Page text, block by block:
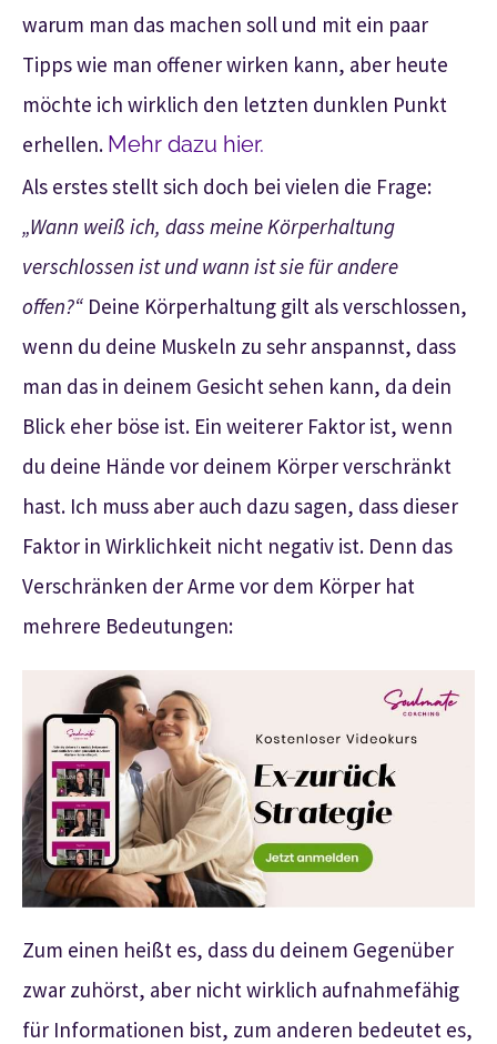
warum man das machen soll und mit ein paar
Tipps wie man offener wirken kann, aber heute
möchte ich wirklich den letzten dunklen Punkt
erhellen. Mehr dazu hier.
Als erstes stellt sich doch bei vielen die Frage:
„Wann weiß ich, dass meine Körperhaltung
verschlossen ist und wann ist sie für andere
offen?“ Deine Körperhaltung gilt als verschlossen,
wenn du deine Muskeln zu sehr anspannst, dass
man das in deinem Gesicht sehen kann, da dein
Blick eher böse ist. Ein weiterer Faktor ist, wenn
du deine Hände vor deinem Körper verschränkt
hast. Ich muss aber auch dazu sagen, dass dieser
Faktor in Wirklichkeit nicht negativ ist. Denn das
Verschränken der Arme vor dem Körper hat
mehrere Bedeutungen:
Zum einen heißt es, dass du deinem Gegenüber
zwar zuhörst, aber nicht wirklich aufnahmefähig
für Informationen bist, zum anderen bedeutet es,